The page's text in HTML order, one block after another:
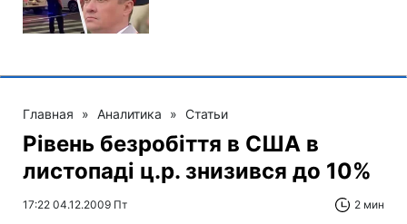
Главная » Аналитика » Статьи
Рівень безробіття в США в
листопаді ц.р. знизився до 10%
17:22 04.12.2009 Пт 2 мин